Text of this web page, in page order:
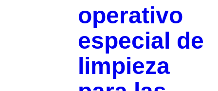
operativo
especial de
limpieza